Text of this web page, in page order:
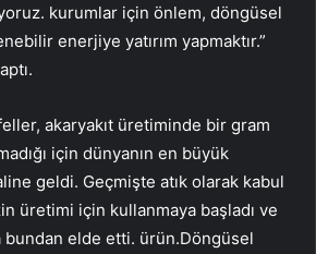
kurumlar için önlem, döngüsel
enerjiye yatırım yapmaktır.”
akaryakıt üretiminde bir gram
için dünyanın en büyük
geldi. Geçmişte atık olarak kabul
üretimi için kullanmaya başladı ve
bundan elde etti. ürün.Döngüsel